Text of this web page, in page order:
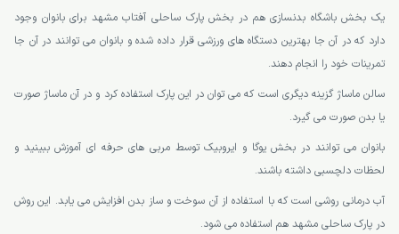
یک بخش باشگاه بدنسازی هم در بخش پارک ساحلی آفتاب مشهد برای بانوان وجود
دارد که در آن جا بهترین دستگاه های ورزشی قرار داده شده و بانوان می توانند در آن جا
تمرینات خود را انجام دهند.
سالن ماساژ گزینه دیگری است که می توان در این پارک استفاده کرد و در آن ماساژ صورت
یا بدن صورت می گیرد.
بانوان می توانند در بخش یوگا و ایروبیک توسط مربی های حرفه ای آموزش ببینید و
لحظات دلچسبی داشته باشند.
آب درمانی روشی است که با استفاده از آن سوخت و ساز بدن افزایش می یابد. این روش
در پارک ساحلی مشهد هم استفاده می شود.